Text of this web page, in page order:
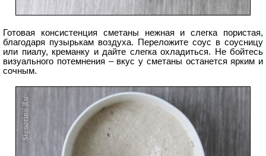
Готовая консистенция сметаны нежная и слегка пористая,
благодаря пузырькам воздуха. Переложите соус в соусницу
или пиалу, креманку и дайте слегка охладиться. Не бойтесь
визуального потемнения – вкус у сметаны останется ярким и
сочным.